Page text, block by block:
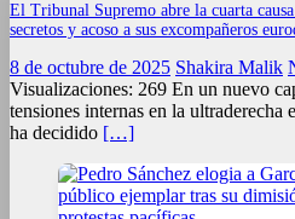
El Tribunal Supremo abre la cuarta
secretos y acoso a sus excompañeros
8 de octubre de 2025 Shakira Malik
Visualizaciones: 269 En un nuevo
tensiones internas en la ultraderecha
ha decidido […]